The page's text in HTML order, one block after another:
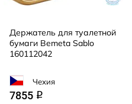
Держатель для туалетной
бумаги Bemeta Sablo
160112042
Чехия
7855 q